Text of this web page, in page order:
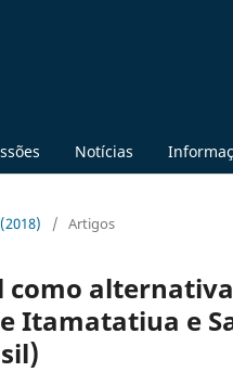
Notícias
/ Artigos
Itamatatiua e